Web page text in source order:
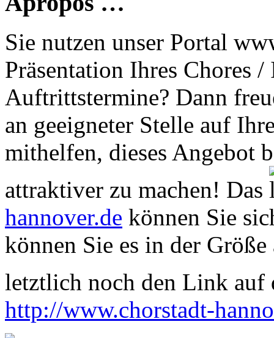
Sie nutzen unser Portal
Präsentation Ihres Chores
Auftrittstermine? Dann
an geeigneter Stelle auf
mithelfen, dieses Angebot
attraktiver zu machen! Das
hannover.de können Sie
können Sie es in der
letztlich noch den Link auf
http://www.chorstadt-